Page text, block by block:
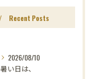
Recent Posts
2026/08/10
暑い日は、